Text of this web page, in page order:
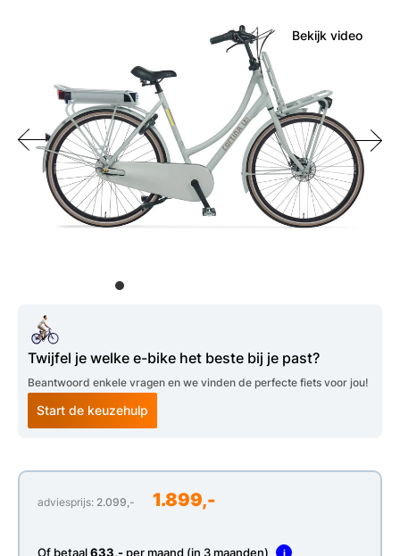
Bekijk video
Twijfel je welke e-bike het beste bij je past?
Beantwoord enkele vragen en we vinden de perfecte fiets voor jou!
Start de keuzehulp
adviesprijs: 2.099,- 1.899,-
Of betaal633,- per maand (in 3 maanden) i